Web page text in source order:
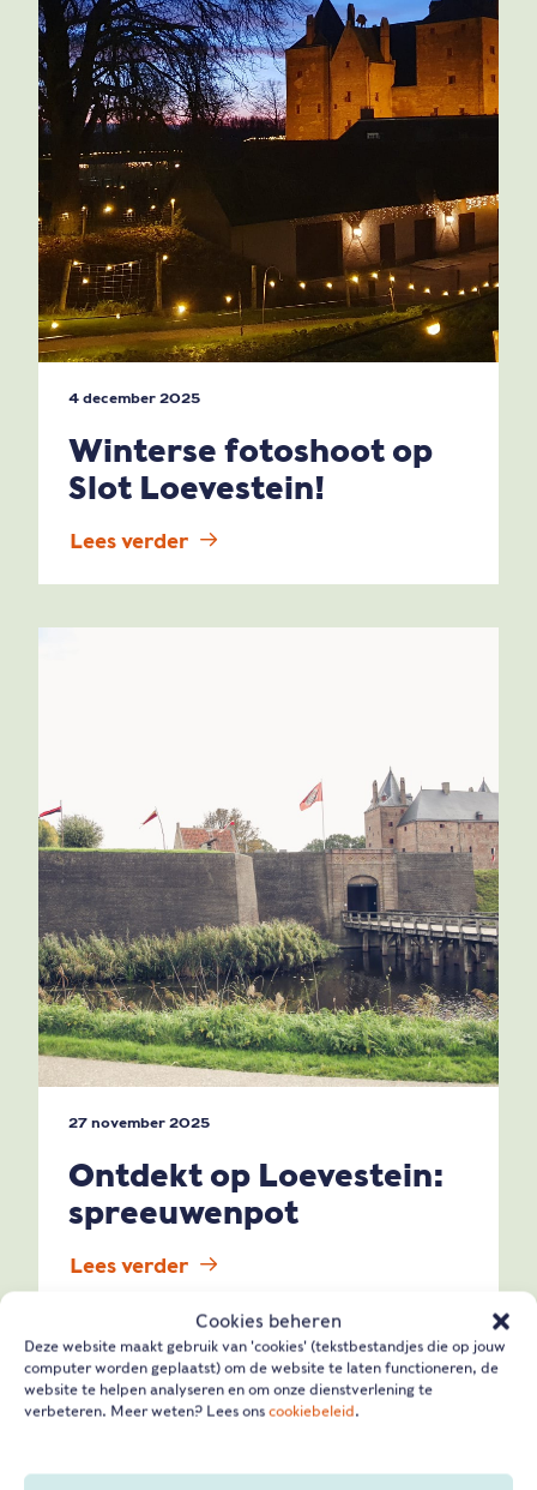
Cookies beheren
Deze website maakt gebruik van 'cookies' (tekstbestandjes die op jouw
computer worden geplaatst) om de website te laten functioneren, de
website te helpen analyseren en om onze dienstverlening te
verbeteren. Meer weten? Lees ons cookiebeleid.
4 december 2025
Winterse fotoshoot op
Slot Loevestein!
Lees verder
27 november 2025
Ontdekt op Loevestein:
spreeuwenpot
Lees verder